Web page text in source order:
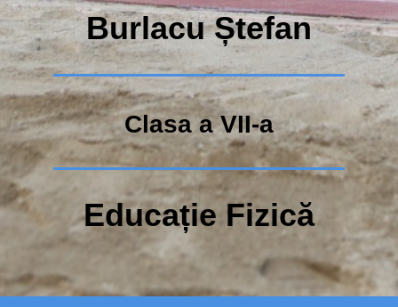
Burlacu Ștefan
Clasa a VII-a
Educație Fizică